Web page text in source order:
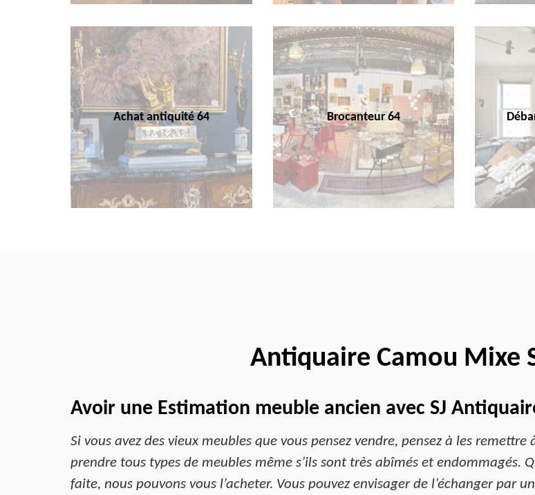
Achat antiquité 64 Brocanteur 64
Antiquaire Camou Mixe
Avoir une Estimation meuble ancien avec SJ
Si vous avez des vieux meubles que vous pensez vendre, pensez à les
prendre tous types de meubles même s’ils sont très abîmés et
faite, nous pouvons vous l’acheter. Vous pouvez envisager de l’échanger